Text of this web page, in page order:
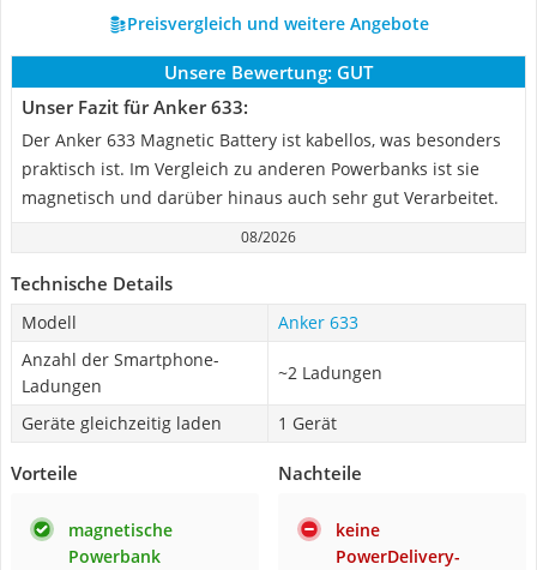
Preisvergleich und weitere Angebote
Unsere Bewertung: GUT
Unser Fazit für Anker 633:
Der Anker 633 Magnetic Battery ist kabellos, was besonders
praktisch ist. Im Vergleich zu anderen Powerbanks ist sie
magnetisch und darüber hinaus auch sehr gut Verarbeitet.
08/2026
Technische Details
Modell
Anker 633
Anzahl der Smartphone-
Ladungen
~2 Ladungen
Geräte gleichzeitig laden 1 Gerät
Vorteile
magnetische
Powerbank
Nachteile
keine
PowerDelivery-